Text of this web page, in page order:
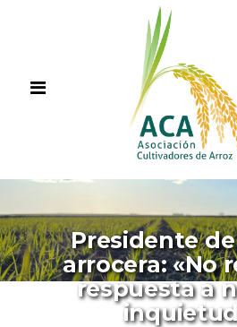
Presidente
arrocera: «No
respuesta a